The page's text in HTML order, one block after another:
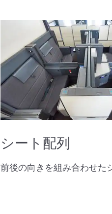
シート配列
前後の向きを組み合わせた